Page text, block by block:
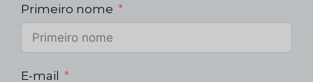
Primeiro nome
E-mail